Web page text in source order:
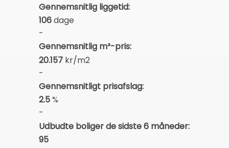
Gennemsnitlig liggetid:
106dage
-
Gennemsnitlig m²-pris:
20.157 kr/m2
-
Gennemsnitligt prisafslag:
2.5%
-
Udbudte boliger de sidste 6 måneder:
95